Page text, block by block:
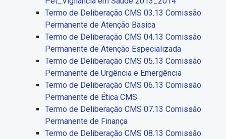
Termo de Deliberação CMS 03.13 Comissão
Permanente de Atenção Basica
Termo de Deliberação CMS 04.13 Comissão
Permanente de Atenção Especializada
Termo de Deliberação CMS 05.13 Comissão
Permanente de Urgência e Emergência
Termo de Deliberação CMS 06.13 Comissão
Permanente de Ética CMS
Termo de Deliberação CMS 07.13 Comissão
Permanente de Finança
Termo de Deliberação CMS 08.13 Comissão